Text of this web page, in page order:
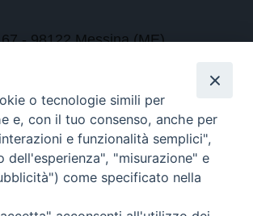
- 98122 Messina (ME)
dalle ore 9.30 alle 12.30
o tecnologie simili per
e, con il tuo consenso, anche per
e funzionalità semplici",
dell'esperienza", "misurazione" e
come specificato nella